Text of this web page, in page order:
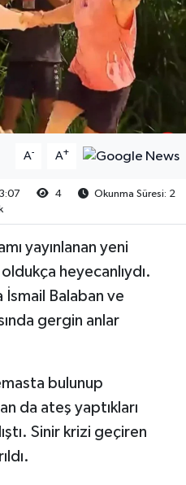
A- A+
4
Okunma Süresi: 2
yayınlanan yeni
heyecanlıydı.
İsmail Balaban ve
gergin anlar
bulunup
da ateş yaptıkları
Sinir krizi geçiren